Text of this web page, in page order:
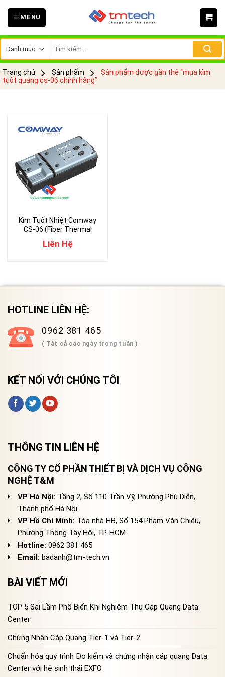
Skip
MENU
kiếm:
Trang chủ Sản phẩm
Sản phẩm được gắn thẻ “mua kìm
tuốt quang cs-06 chính hãng”
Kìm Tuốt Nhiệt Comway
CS-06 (Fiber Thermal
Liên Hệ
HOTLINE LIÊN HỆ:
0962 381 465
( Tất cả các ngày trong tuần )
KẾT NỐI VỚI CHÚNG TÔI
THÔNG TIN LIÊN HỆ
CÔNG TY CỔ PHẦN THIẾT BỊ VÀ DỊCH VỤ CÔNG
NGHỆ T&M
VP Hà Nội: Tầng 2, Số 110 Trần Vỹ, Phường Phú Diễn,
Thành phố Hà Nội
VP Hồ Chí Minh: Tòa nhà HB, Số 154 Phạm Văn Chiêu,
Phường Thông Tây Hội, TP. HCM
Hotline: 0962 381 465
Email: badanh@tm-tech.vn
BÀI VIẾT MỚI
TOP 5 Sai Lầm Phổ Biến Khi Nghiệm Thu Cáp Quang Data
Center
Chứng Nhận Cáp Quang Tier-1 và Tier-2
Chuẩn hóa quy trình Đo kiểm và chứng nhận cáp quang Data
Center với hệ sinh thái EXFO